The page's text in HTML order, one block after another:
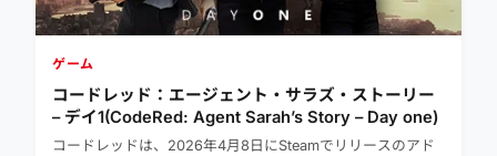
ゲーム
コードレッド：エージェント・サラズ・ストーリー
– デイ1(CodeRed: Agent Sarah’s Story – Day one)
コードレッドは、2026年4月8日にSteamでリリースのアド